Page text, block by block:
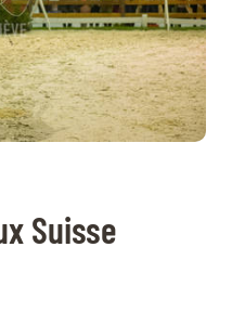
Suisse